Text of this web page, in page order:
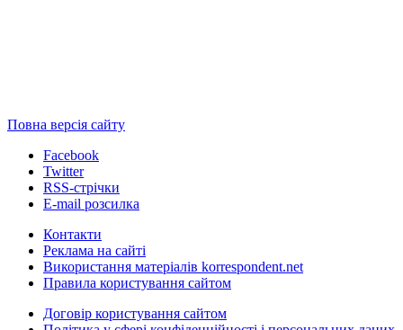
Повна версія сайту
Facebook
Twitter
RSS-стрічки
E-mail розсилка
Контакти
Реклама на сайті
Використання матеріалів korrespondent.net
Правила користування сайтом
Договір користування сайтом